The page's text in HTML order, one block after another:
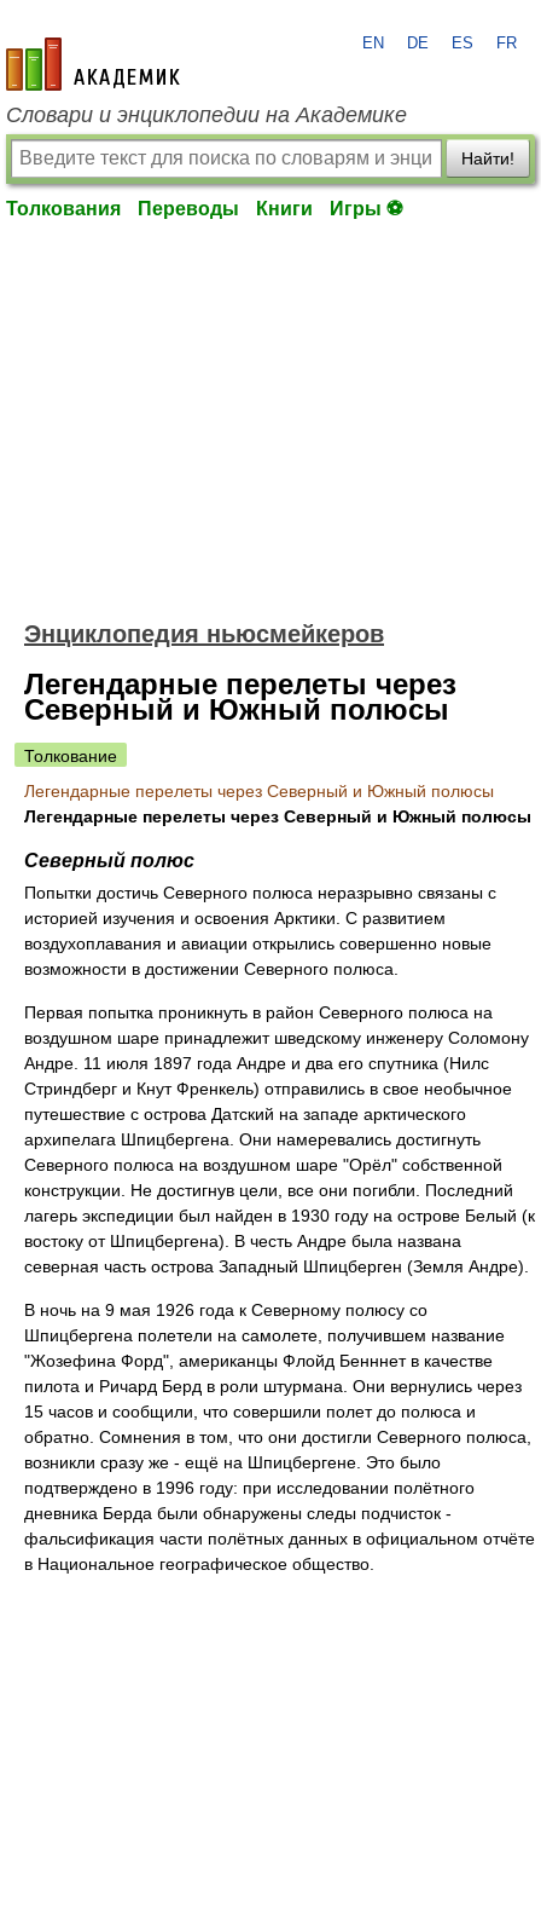
academic.ru
EN DE ES FR
Словари и энциклопедии на Академике
Найти!
Толкования Переводы Книги Игры ⚽
Энциклопедия ньюсмейкеров
Легендарные перелеты через
Северный и Южный полюсы
Толкование
Легендарные перелеты через Северный и Южный полюсы
Легендарные перелеты через Северный и Южный полюсы
Северный полюс
Попытки достичь Северного полюса неразрывно связаны с
историей изучения и освоения Арктики. С развитием
воздухоплавания и авиации открылись совершенно новые
возможности в достижении Северного полюса.
Первая попытка проникнуть в район Северного полюса на
воздушном шаре принадлежит шведскому инженеру Соломону
Андре. 11 июля 1897 года Андре и два его спутника (Нилс
Стриндберг и Кнут Френкель) отправились в свое необычное
путешествие с острова Датский на западе арктического
архипелага Шпицбергена. Они намеревались достигнуть
Северного полюса на воздушном шаре "Орёл" собственной
конструкции. Не достигнув цели, все они погибли. Последний
лагерь экспедиции был найден в 1930 году на острове Белый (к
востоку от Шпицбергена). В честь Андре была названа
северная часть острова Западный Шпицберген (Земля Андре).
В ночь на 9 мая 1926 года к Северному полюсу со
Шпицбергена полетели на самолете, получившем название
"Жозефина Форд", американцы Флойд Бенннет в качестве
пилота и Ричард Берд в роли штурмана. Они вернулись через
15 часов и сообщили, что совершили полет до полюса и
обратно. Сомнения в том, что они достигли Северного полюса,
возникли сразу же - ещё на Шпицбергене. Это было
подтверждено в 1996 году: при исследовании полётного
дневника Берда были обнаружены следы подчисток -
фальсификация части полётных данных в официальном отчёте
в Национальное географическое общество.